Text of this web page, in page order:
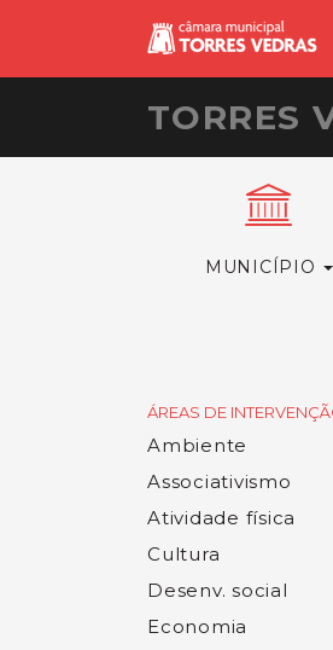
TORRES
MUNICÍPIO
ÁREAS DE
Ambiente
Associativismo
Atividade física
Cultura
Desenv. social
Economia